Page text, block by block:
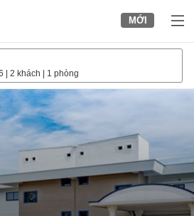
MỚI
2 khách 1 phòng